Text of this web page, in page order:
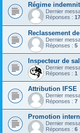
Régime
Dernier
Réponses : 17
Reclassement
Dernier
Réponses : 5
Inspecteur de
Dernier
Réponses : 1
Attribution IFSE
Dernier
Réponses : 7
Promotion
Dernier
Réponses : 6